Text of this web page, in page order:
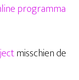
programma
misschien de